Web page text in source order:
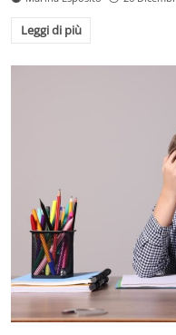
Leggi di più